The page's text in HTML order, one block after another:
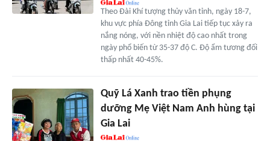
Theo Đài Khí tượng thủy văn tỉnh, ngày 18-7,
khu vực phía Đông tỉnh Gia Lai tiếp tục xảy ra
nắng nóng, với nền nhiệt độ cao nhất trong
ngày phổ biến từ 35-37 độ C. Độ ẩm tương đối
thấp nhất 40-45%.
Quỹ Lá Xanh trao tiền phụng
dưỡng Mẹ Việt Nam Anh hùng tại
Gia Lai